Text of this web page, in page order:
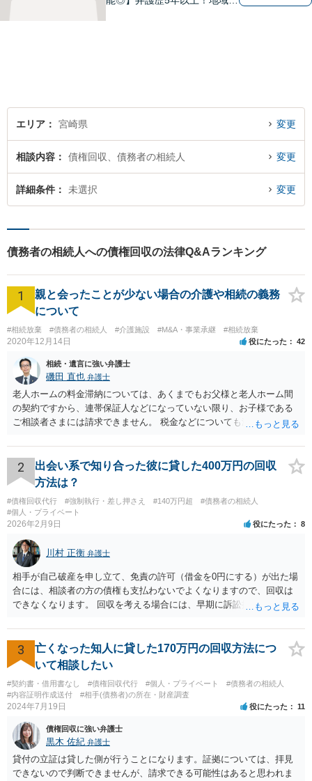
エリア 宮崎県 変更
相談内容 債権回収、債務者の相続人 変更
詳細条件 未選択 変更
債務者の相続人への債権回収の法律Q&Aランキング
1
親と会ったことが少ない場合の介護や相続の義務
について
#相続放棄 #債務者の相続人 #介護施設 #M&A・事業承継 #相続放棄
2020年12月14日 役にたった 42
相続・遺言に強い弁護士
磯田 直也 弁護士
老人ホームの料金滞納については、あくまでもお父様と老人ホーム間
の契約ですから、連帯保証人などになっていない限り、お子様である
ご相談者さまには請求できません。 税金などについても滞納している
護受給の際に扶養できないかという連絡が役所から来ますが、できな
い旨回答すればそれまでです。 相続が開始した場合については先述の
通りです。 民法上の扶養義務はご相談者さまがお考えのほど強いもの
ではありません。 あくまでも、余力の範囲で認められるものです。 親
の介護は子供がみるという民法の条文はありません。 また、親に対す
る扶養義務は配偶者や子に対する扶養義務に比べて弱いものです。 生
養義務の順位を下げる一つの理由になります。
2
出会い系で知り合った彼に貸した400万円の回収
方法は？
#債権回収代行 #強制執行・差し押さえ #140万円超
#債務者の相続人
#個人・プライベート
2026年2月9日 役にたった 8
川村 正衡 弁護士
相手が自己破産を申し立て、免責の許可（借金を0円にする）が出た場
合には、相談者の方の債権も支払わないでよくなりますので、回収は
できなくなります。 回収を考える場合には、早期に訴訟提起などを進
3
亡くなった知人に貸した170万円の回収方法につ
いて相談したい
#契約書・借用書なし #債権回収代行 #個人・プライベート
#債務者の相続人
#内容証明作成送付
#相手(債務者)の所在・財産調査
2024年7月19日 役にたった 11
債権回収に強い弁護士
黒木 佐紀 弁護士
貸付の立証は貸した側が行うことになります。証拠については、拝見
できないので判断できませんが、請求できる可能性はあると思われま